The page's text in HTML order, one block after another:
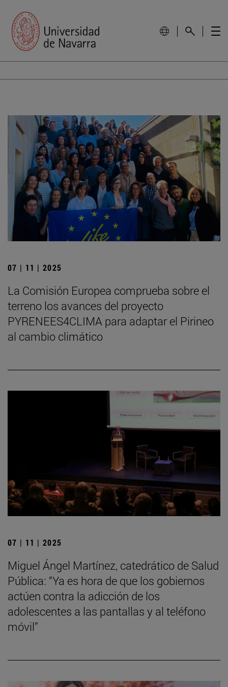
07 | 11 | 2025
La Comisión Europea comprueba sobre el
terreno los avances del proyecto
PYRENEES4CLIMA para adaptar el Pirineo
al cambio climático
07 | 11 | 2025
Miguel Ángel Martínez, catedrático de Salud
Pública: “Ya es hora de que los gobiernos
actúen contra la adicción de los
adolescentes a las pantallas y al teléfono
móvil”